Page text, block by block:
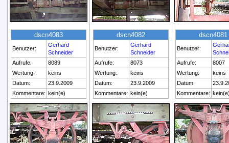
dscn4083
Benutzer:
Gerhard
Schneider
Aufrufe:
8089
Wertung:
keins
Datum:
23.9.2009
Kommentare: kein(e)
dscn4082
Benutzer:
Gerhard
Schneider
Aufrufe:
8073
Wertung:
keins
Datum:
23.9.2009
Kommentare: kein(e)
dscn4081
Benutzer:
Aufrufe:
8007
Wertung:
keins
Datum:
Kommentare: